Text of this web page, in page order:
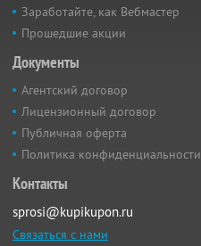
Заработайте, как Вебмастер
Прошедшие акции
Документы
Агентский договор
Лицензионный договор
Публичная оферта
Политика конфиденциальности
Контакты
sprosi@kupikupon.ru
Связаться с нами